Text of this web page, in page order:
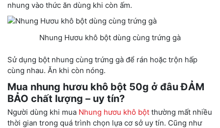
nhung vào thức ăn dùng khi còn ấm.
Nhung Hươu khô bột dùng cùng trứng gà
Sử dụng bột nhung cùng trứng gà để rán hoặc trộn hấp
cùng nhau. Ăn khi còn nóng.
Mua nhung hươu khô bột 50g ở đâu ĐẢM
BẢO chất lượng – uy tín?
Người dùng khi mua Nhung hươu khô bột thường mất nhiều
thời gian trong quá trình chọn lựa cơ sở uy tín. Cũng như